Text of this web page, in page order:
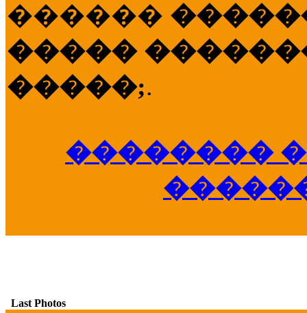
������
�����
�����;.
��������
Last Photos